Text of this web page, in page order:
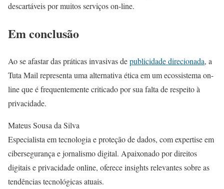
descartáveis por muitos serviços on-line.
Em conclusão
Ao se afastar das práticas invasivas depublicidade direcionada, a
Tuta Mail representa uma alternativa ética em um ecossistema on-
line que é frequentemente criticado por sua falta de respeito à
privacidade.
Mateus Sousa da Silva
Especialista em tecnologia e proteção de dados, com expertise em
cibersegurança e jornalismo digital. Apaixonado por direitos
digitais e privacidade online, oferece insights relevantes sobre as
tendências tecnológicas atuais.